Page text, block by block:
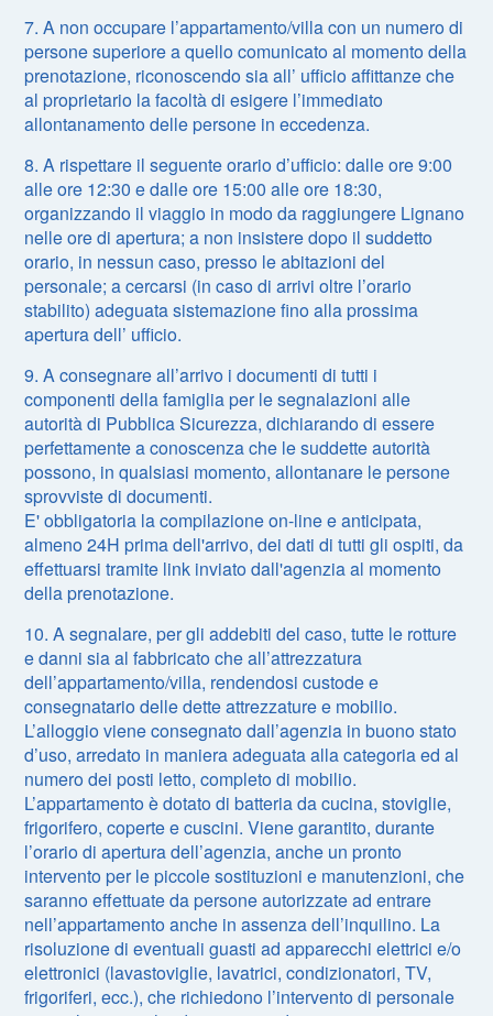
7. A non occupare l’appartamento/villa con un numero di
persone superiore a quello comunicato al momento della
prenotazione, riconoscendo sia all’ ufficio affittanze che
al proprietario la facoltà di esigere l’immediato
allontanamento delle persone in eccedenza.
8. A rispettare il seguente orario d’ufficio: dalle ore 9:00
alle ore 12:30 e dalle ore 15:00 alle ore 18:30,
organizzando il viaggio in modo da raggiungere Lignano
nelle ore di apertura; a non insistere dopo il suddetto
orario, in nessun caso, presso le abitazioni del
personale; a cercarsi (in caso di arrivi oltre l’orario
stabilito) adeguata sistemazione fino alla prossima
apertura dell’ ufficio.
9. A consegnare all’arrivo i documenti di tutti i
componenti della famiglia per le segnalazioni alle
autorità di Pubblica Sicurezza, dichiarando di essere
perfettamente a conoscenza che le suddette autorità
possono, in qualsiasi momento, allontanare le persone
sprovviste di documenti.
E' obbligatoria la compilazione on-line e anticipata,
almeno 24H prima dell'arrivo, dei dati di tutti gli ospiti, da
effettuarsi tramite link inviato dall'agenzia al momento
della prenotazione.
10. A segnalare, per gli addebiti del caso, tutte le rotture
e danni sia al fabbricato che all’attrezzatura
dell’appartamento/villa, rendendosi custode e
consegnatario delle dette attrezzature e mobilio.
L’alloggio viene consegnato dall’agenzia in buono stato
d’uso, arredato in maniera adeguata alla categoria ed al
numero dei posti letto, completo di mobilio.
L’appartamento è dotato di batteria da cucina, stoviglie,
frigorifero, coperte e cuscini. Viene garantito, durante
l’orario di apertura dell’agenzia, anche un pronto
intervento per le piccole sostituzioni e manutenzioni, che
saranno effettuate da persone autorizzate ad entrare
nell’appartamento anche in assenza dell’inquilino. La
risoluzione di eventuali guasti ad apparecchi elettrici e/o
elettronici (lavastoviglie, lavatrici, condizionatori, TV,
frigoriferi, ecc.), che richiedono l’intervento di personale